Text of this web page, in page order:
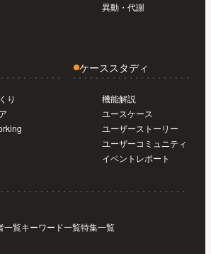
異動・代謝
り
ケーススタディ
機能解説
ユースケース
ユーザーストーリー
ユーザーコミュニティ
イベントレポート
一覧キーワード一覧特集一覧